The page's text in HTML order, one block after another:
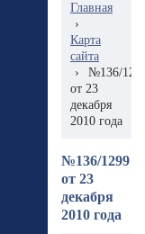
Главная
›
Карта
сайта
›
№136/
от 23
декабря
2010 года
№136/1299
от 23
декабря
2010 года